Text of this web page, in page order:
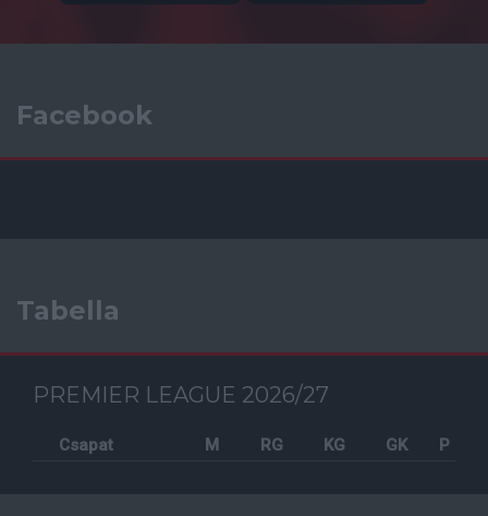
Facebook
Tabella
PREMIER LEAGUE 2026/27
Csapat M RG KG GK P